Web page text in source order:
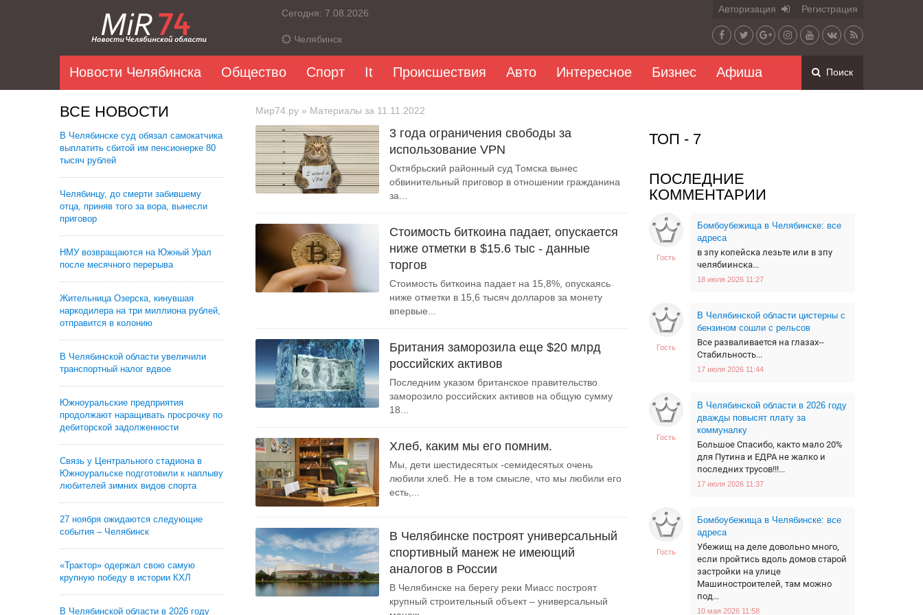
Сегодня: 7.08.2026
Челябинск
Авторизация Регистрация
Новости Челябинска Общество Спорт It Происшествия Авто Интересное Бизнес Афиша Поиск
ВСЕ НОВОСТИ
В Челябинске суд обязал самокатчика
выплатить сбитой им пенсионерке 80
тысяч рублей
Челябинцу, до смерти забившему
отца, приняв того за вора, вынесли
приговор
НМУ возвращаются на Южный Урал
после месячного перерыва
Жительница Озерска, кинувшая
наркодилера на три миллиона рублей,
отправится в колонию
В Челябинской области увеличили
транспортный налог вдвое
Южноуральские предприятия
продолжают наращивать просрочку по
дебиторской задолженности
Связь у Центрального стадиона в
Южноуральске подготовили к наплыву
любителей зимних видов спорта
27 ноября ожидаются следующие
события – Челябинск
«Трактор» одержал свою самую
крупную победу в истории КХЛ
В Челябинской области в 2026 году
ТОП - 7
ПОСЛЕДНИЕ
КОММЕНТАРИИ
Гость
Бомбоубежища в Челябинске: все
адреса
в зпу копейска лезьте или в зпу
челябиинска...
18 июля 2026 11:27
Гость
В Челябинской области цистерны с
бензином сошли с рельсов
Все разваливается на глазах--
Стабильность...
17 июля 2026 11:44
Гость
В Челябинской области в 2026 году
дважды повысят плату за
коммуналку
Большое Спасибо, както мало 20%
для Путина и ЕДРА не жалко и
последних трусов!!!...
17 июля 2026 11:37
Гость
Бомбоубежища в Челябинске: все
адреса
Убежищ на деле довольно много,
если пройтись вдоль домов старой
застройки на улице
Машиностроителей, там можно
под...
10 мая 2026 11:58
Мир74.ру » Материалы за 11.11.2022
3 года ограничения свободы за
использование VPN
Октябрьский районный суд Томска вынес
обвинительный приговор в отношении гражданина
за...
Стоимость биткоина падает, опускается
ниже отметки в $15.6 тыс - данные
торгов
Стоимость биткоина падает на 15,8%, опускаясь
ниже отметки в 15,6 тысяч долларов за монету
впервые...
Британия заморозила еще $20 млрд
российских активов
Последним указом британское правительство
заморозило российских активов на общую сумму
18...
Хлеб, каким мы его помним.
Мы, дети шестидесятых -семидесятых очень
любили хлеб. Не в том смысле, что мы любили его
есть,...
В Челябинске построят универсальный
спортивный манеж не имеющий
аналогов в России
В Челябинске на берегу реки Миасс построят
крупный строительный объект – универсальный